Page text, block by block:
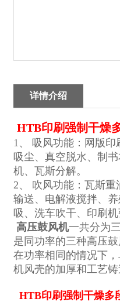
详情介绍
HTB印刷强制干燥
1、 吸风功能：网版
吸尘、真空脱水、制
机、瓦斯分解。
2、 吹风功能：瓦斯
输送、电解液搅拌、
吸、洗车吹干、印刷
高压鼓风机一共分为
是同功率的三种高压
在功率相同的情况下
机风壳的加厚和工艺
HTB印刷强制干燥多